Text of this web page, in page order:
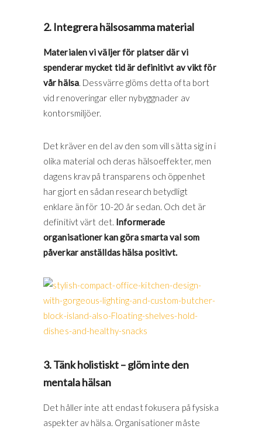
2. Integrera hälsosamma material
Materialen vi väljer för platser där vi
spenderar mycket tid är definitivt av vikt för
vår hälsa. Dessvärre glöms detta ofta bort
vid renoveringar eller nybyggnader av
kontorsmiljöer.
Det kräver en del av den som vill sätta sig in i
olika material och deras hälsoeffekter, men
dagens krav på transparens och öppenhet
har gjort en sådan research betydligt
enklare än för 10-20 år sedan. Och det är
definitivt värt det. Informerade
organisationer kan göra smarta val som
påverkar anställdas hälsa positivt.
3. Tänk holistiskt – glöm inte den
mentala hälsan
Det håller inte att endast fokusera på fysiska
aspekter av hälsa. Organisationer måste